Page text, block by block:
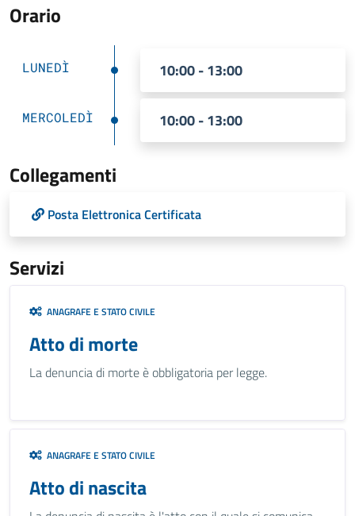
Orario
LUNEDÌ 10:00 - 13:00
MERCOLEDÌ 10:00 - 13:00
Collegamenti
Posta Elettronica Certificata
Servizi
ANAGRAFE E STATO CIVILE
Atto di morte
La denuncia di morte è obbligatoria per legge.
ANAGRAFE E STATO CIVILE
Atto di nascita